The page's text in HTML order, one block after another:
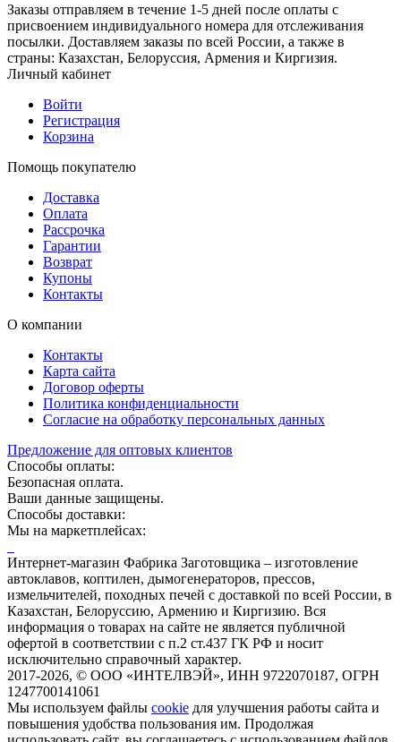
Заказы отправляем в течение 1-5 дней после оплаты с
присвоением индивидуального номера для отслеживания
посылки. Доставляем заказы по всей России, а также в
страны: Казахстан, Белоруссия, Армения и Киргизия.
Личный кабинет
Войти
Регистрация
Корзина
Помощь покупателю
Доставка
Оплата
Рассрочка
Гарантии
Возврат
Купоны
Контакты
О компании
Контакты
Карта сайта
Договор оферты
Политика конфиденциальности
Согласие на обработку персональных данных
Предложение для оптовых клиентов
Способы оплаты:
Безопасная оплата.
Ваши данные защищены.
Способы доставки:
Мы на маркетплейсах:
Интернет-магазин Фабрика Заготовщика – изготовление
автоклавов, коптилен, дымогенераторов, прессов,
измельчителей, походных печей с доставкой по всей России, в
Казахстан, Белоруссию, Армению и Киргизию. Вся
информация о товарах на сайте не является публичной
офертой в соответствии с п.2 ст.437 ГК РФ и носит
исключительно справочный характер.
2017-2026, © ООО «ИНТЕЛВЭЙ», ИНН 9722070187, ОГРН
1247700141061
Мы используем файлы cookie для улучшения работы сайта и
повышения удобства пользования им. Продолжая